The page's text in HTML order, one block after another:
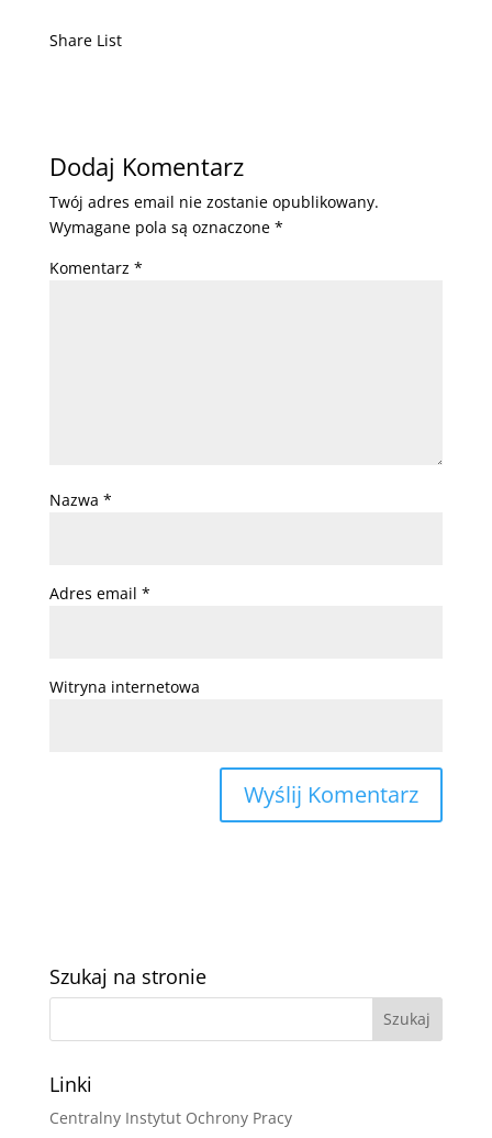
Share List
Dodaj Komentarz
Twój adres email nie zostanie opublikowany.
Wymagane pola są oznaczone *
Komentarz *
Nazwa *
Adres email *
Witryna internetowa
Szukaj na stronie
Linki
Centralny Instytut Ochrony Pracy